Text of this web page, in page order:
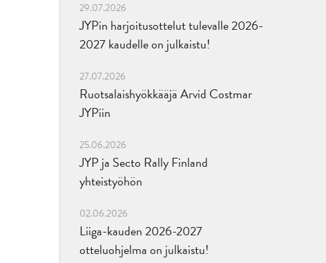
29.07.2026
JYPin harjoitusottelut tulevalle 2026-
2027 kaudelle on julkaistu!
27.07.2026
Ruotsalaishyökkääjä Arvid Costmar
JYPiin
25.06.2026
JYP ja Secto Rally Finland
yhteistyöhön
02.06.2026
Liiga-kauden 2026-2027
otteluohjelma on julkaistu!